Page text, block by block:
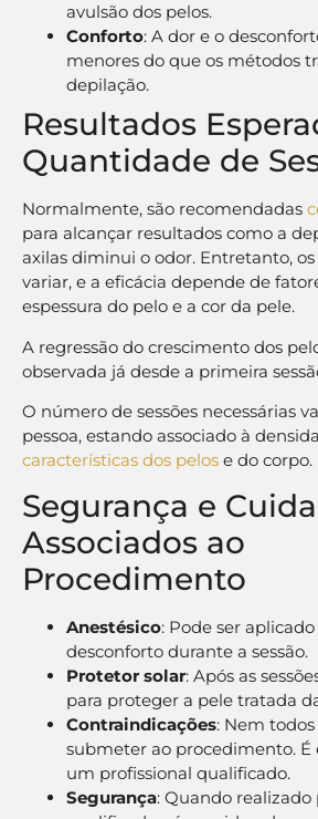
avulsão dos pelos.
Conforto: A dor e o
menores do que os métodos
depilação.
Resultados
Quantidade de
Normalmente, são recomendadas
para alcançar resultados como a
axilas diminui o odor. Entretanto,
variar, e a eficácia depende de
espessura do pelo e a cor da pele.
A regressão do crescimento dos
observada já desde a primeira
O número de sessões necessárias
pessoa, estando associado à
características dos pelos e do corpo.
Segurança e
Associados ao
Procedimento
Anestésico: Pode ser
desconforto durante a sessão.
Protetor solar: Após as
para proteger a pele tratada
Contraindicações: Nem
submeter ao procedimento. É
um profissional qualificado.
Segurança: Quando realizado